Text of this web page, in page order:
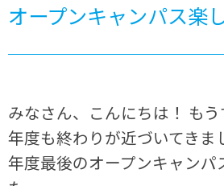
オープンキャンパス楽
みなさん、こんにちは！ も
年度も終わりが近づいてきま
年度最後のオープンキャンパ